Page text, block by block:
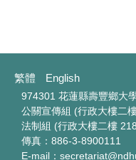
繁體 English
974301 花蓮縣壽豐鄉大
公關宣傳組 (行政大樓二
法制組 (行政大樓二樓
傳真：886-3-8900111
E-mail：